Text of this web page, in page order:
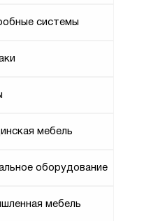
системы
мебель
оборудование
мебель